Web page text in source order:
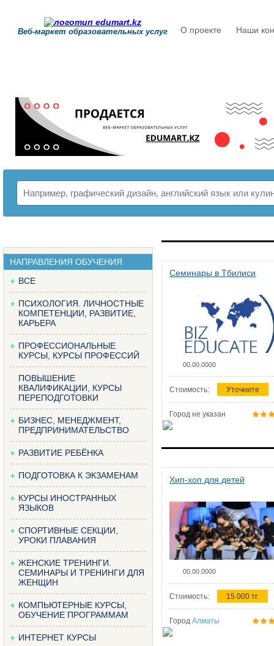
Веб-маркет образовательных услуг О проекте Наши
НАПРАВЛЕНИЯ ОБУЧЕНИЯ
ВСЕ
ПСИХОЛОГИЯ. ЛИЧНОСТНЫЕ
КОМПЕТЕНЦИИ, РАЗВИТИЕ,
КАРЬЕРА
ПРОФЕССИОНАЛЬНЫЕ
КУРСЫ, КУРСЫ ПРОФЕССИЙ
ПОВЫШЕНИЕ
КВАЛИФИКАЦИИ, КУРСЫ
ПЕРЕПОДГОТОВКИ
БИЗНЕС, МЕНЕДЖМЕНТ,
ПРЕДПРИНИМАТЕЛЬСТВО
РАЗВИТИЕ РЕБЁНКА
ПОДГОТОВКА К ЭКЗАМЕНАМ
КУРСЫ ИНОСТРАННЫХ
ЯЗЫКОВ
СПОРТИВНЫЕ СЕКЦИИ,
УРОКИ ПЛАВАНИЯ
ЖЕНСКИЕ ТРЕНИНГИ.
СЕМИНАРЫ И ТРЕНИНГИ ДЛЯ
ЖЕНЩИН
КОМПЬЮТЕРНЫЕ КУРСЫ,
ОБУЧЕНИЕ ПРОГРАММАМ
ИНТЕРНЕТ КУРСЫ
Семинары в Тбилиси
00.00.0000
Стоимость: Уточните
Город не указан
Хип-хоп для детей
00.00.0000
Стоимость: 15 000 тг.
Город Алматы